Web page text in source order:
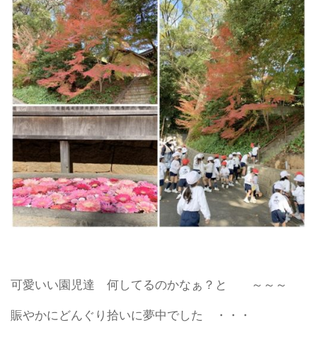
可愛いい園児達 何してるのかなぁ？と ～～～
賑やかにどんぐり拾いに夢中でした ・・・